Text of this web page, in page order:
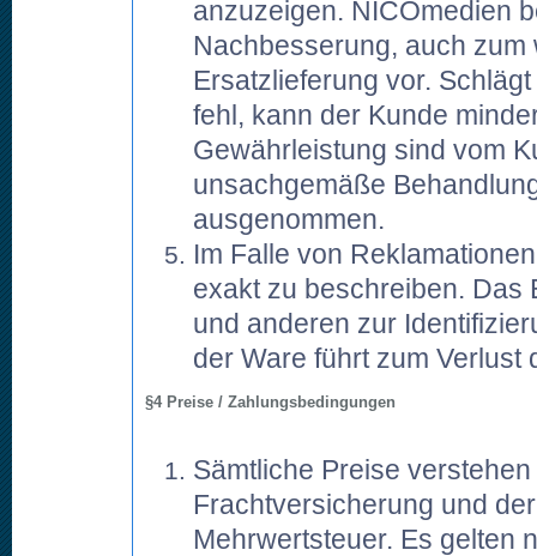
anzuzeigen. NICOmedien
Nachbesserung, auch
Ersatzlieferung vor.
fehl, kann der Kunde
Gewährleistung sind vom
unsachgemäße
ausgenommen.
Im Falle von
exakt zu beschreiben. Das
und anderen zur
der Ware führt zum
§4 Preise / Zahlungsbedingungen
Sämtliche Preise
Frachtversicherung und
Mehrwertsteuer. Es gelten